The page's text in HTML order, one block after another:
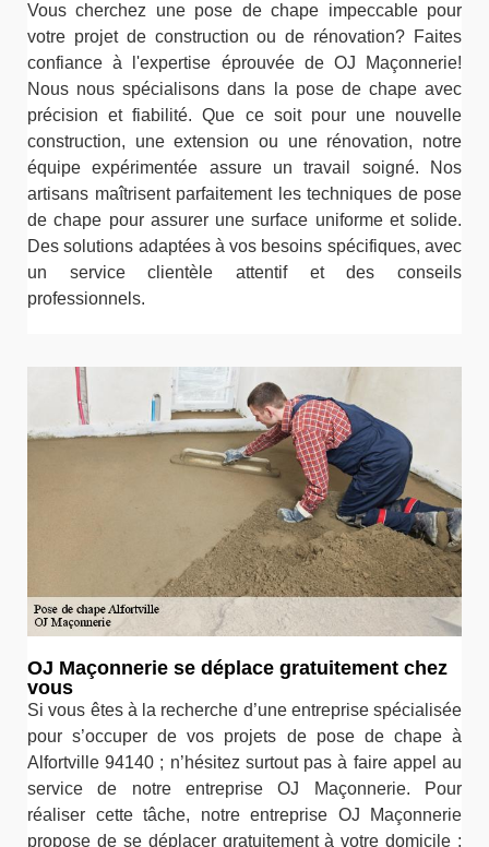
Vous cherchez une pose de chape impeccable pour
votre projet de construction ou de rénovation? Faites
confiance à l'expertise éprouvée de OJ Maçonnerie!
Nous nous spécialisons dans la pose de chape avec
précision et fiabilité. Que ce soit pour une nouvelle
construction, une extension ou une rénovation, notre
équipe expérimentée assure un travail soigné. Nos
artisans maîtrisent parfaitement les techniques de pose
de chape pour assurer une surface uniforme et solide.
Des solutions adaptées à vos besoins spécifiques, avec
un service clientèle attentif et des conseils
professionnels.
OJ Maçonnerie se déplace gratuitement chez
vous
Si vous êtes à la recherche d’une entreprise spécialisée
pour s’occuper de vos projets de pose de chape à
Alfortville 94140 ; n’hésitez surtout pas à faire appel au
service de notre entreprise OJ Maçonnerie. Pour
réaliser cette tâche, notre entreprise OJ Maçonnerie
propose de se déplacer gratuitement à votre domicile ;